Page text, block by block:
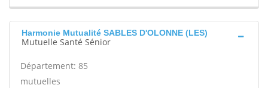
Harmonie Mutualité SABLES D'OLONNE (LES)
Mutuelle Santé Sénior
Département: 85
mutuelles